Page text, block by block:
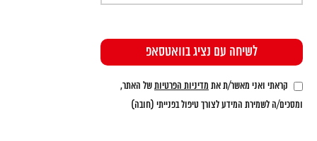
קראתי ואני מאשר/ת את מדיניות הפרטיותשל האתר,
ומסכים/ה לשמירת המידע לצורך טיפול בפנייתי (חובה)